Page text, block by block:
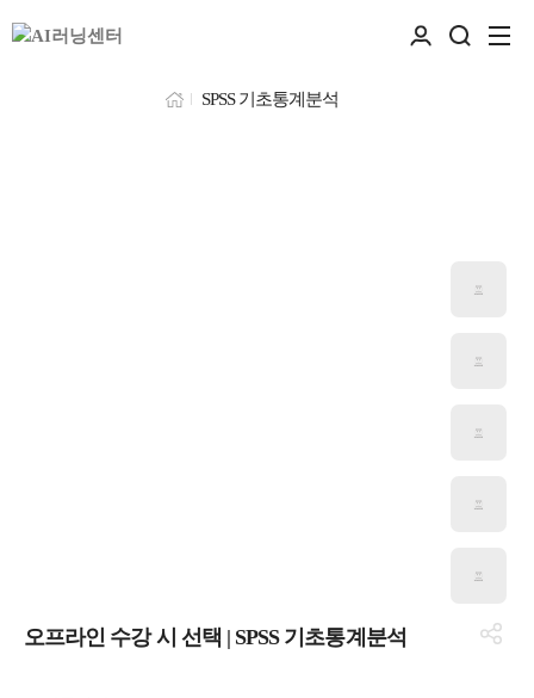
SPSS 기초통계분석
오프라인 수강 시 선택 | SPSS 기초통계분석